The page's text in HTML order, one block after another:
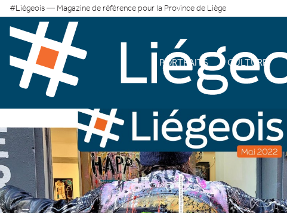
#Liégeois — Magazine de référence pour la Province de Liège
PORTRAITS CULTURE